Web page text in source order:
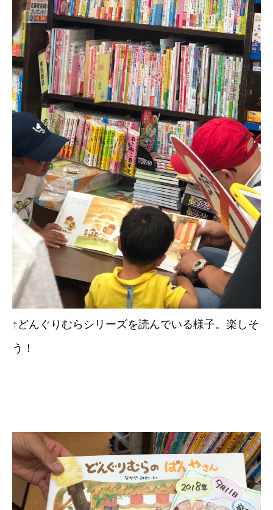
↑どんぐりむらシリーズを読んでいる様子。楽しそ
う！